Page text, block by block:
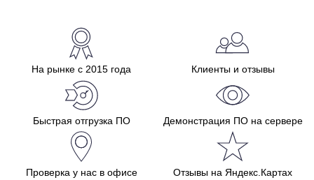
На рынке с 2015 года Клиенты и отзывы
Быстрая отгрузка ПО Демонстрация ПО на сервере
Проверка у нас в офисе Отзывы на Яндекс.Картах